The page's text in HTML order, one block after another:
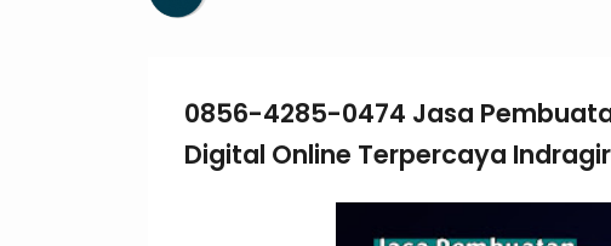
0856-4285-0474 Jasa
Digital Online Terpercaya